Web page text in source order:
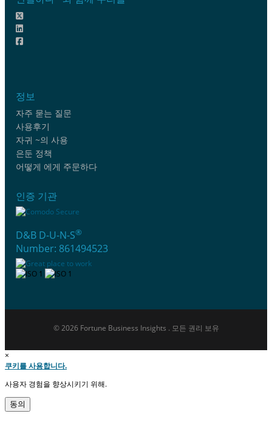
정보
자주 묻는 질문
사용후기
자귀 ~의 사용
은둔 정책
어떻게 에게 주문하다
인증 기관
D&B D-U-N-S®
Number: 861494523
© 2026 Fortune Business Insights . 모든 권리 보유
×
쿠키를 사용합니다.
사용자 경험을 향상시키기 위해.
동의